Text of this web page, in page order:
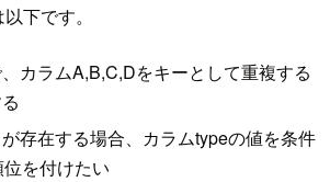
下です。
カラムA,B,C,Dをキーとして重複する
存在する場合、カラムtypeの値を条件
を付けたい